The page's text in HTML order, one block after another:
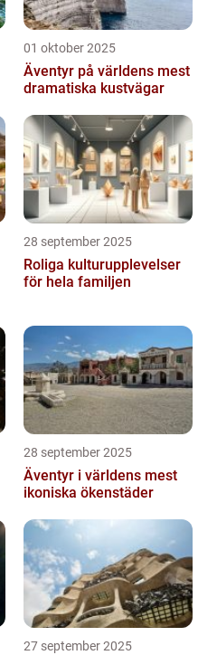
01 oktober 2025
Äventyr på världens mest
dramatiska kustvägar
28 september 2025
Roliga kulturupplevelser
för hela familjen
28 september 2025
Äventyr i världens mest
ikoniska ökenstäder
27 september 2025